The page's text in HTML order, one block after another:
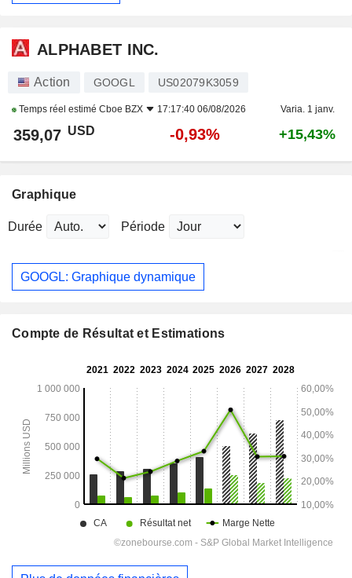
ALPHABET INC.
Action GOOGL US02079K3059
Temps réel estimé Cboe BZX 17:17:40 06/08/2026 Varia. 1 janv.
359,07 USD -0,93% +15,43%
Graphique
Durée Période
GOOGL: Graphique dynamique
Compte de Résultat et Estimations